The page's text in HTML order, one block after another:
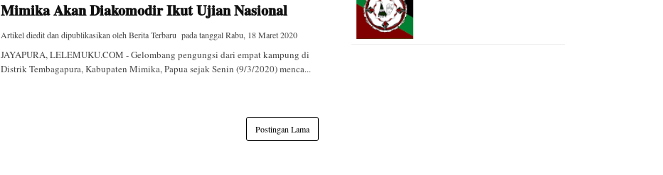
Mimika Akan Diakomodir Ikut Ujian Nasional
Artikel diedit dan dipublikasikan olehBerita Terbaru pada tanggalRabu, 18 Maret 2020
JAYAPURA, LELEMUKU.COM - Gelombang pengungsi dari empat kampung di
Distrik Tembagapura, Kabupaten Mimika, Papua sejak Senin (9/3/2020) menca...
Postingan Lama